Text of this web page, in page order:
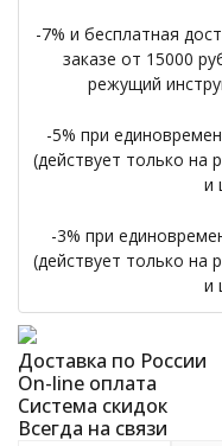
-7% и бесплатная
заказе от 15000
режущий
-5% при
(действует только на
и
-3% при
(действует только на
и
Доставка по России
On-line оплата
Система скидок
Всегда на связи